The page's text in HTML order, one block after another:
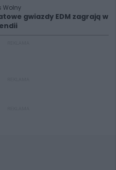
Wolny
gwiazdy EDM zagrają w